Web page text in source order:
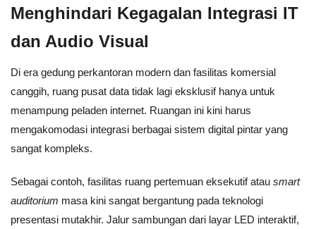
Menghindari Kegagalan Integrasi IT
dan Audio Visual
Di era gedung perkantoran modern dan fasilitas komersial
canggih, ruang pusat data tidak lagi eksklusif hanya untuk
menampung peladen internet. Ruangan ini kini harus
mengakomodasi integrasi berbagai sistem digital pintar yang
sangat kompleks.
Sebagai contoh, fasilitas ruang pertemuan eksekutif atau smart
auditorium masa kini sangat bergantung pada teknologi
presentasi mutakhir. Jalur sambungan dari layar LED interaktif,